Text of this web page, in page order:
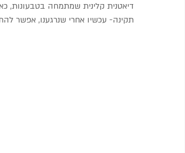
תקינה- עכשיו אחרי שנרגענו, אפשר